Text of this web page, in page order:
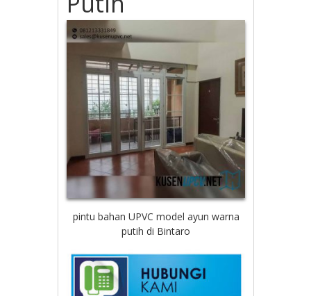
pintu bahan UPVC model ayun warna
putih di Bintaro